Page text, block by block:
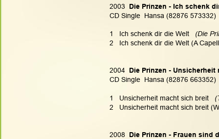
2003 Die Prinzen - Ich schenk
CD Single  Hansa (82876 573332)
1   Ich schenk dir die Welt (Die
2   Ich schenk dir die Welt (A
2004 Die Prinzen -
CD Single  Hansa (82876 663352)
1   Unsicherheit macht sich breit
2   Unsicherheit macht sich breit
2008 Die Prinzen - Frauen sind